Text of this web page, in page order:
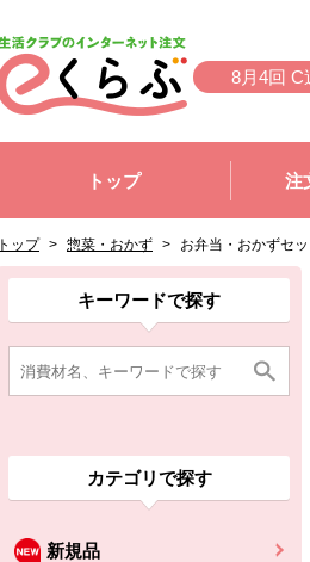
8月4回 C
トップ
注
トップ > 惣菜・おかず > お弁当・おかずセッ
ここから消費材検索メニューです。
キーワードで探す
カテゴリで探す
新規品
消費材検索メニューここまで。
ここから本文です。
ここから組合員向けメニューです。
組合員向けメニューここまで。
ここから本文です。